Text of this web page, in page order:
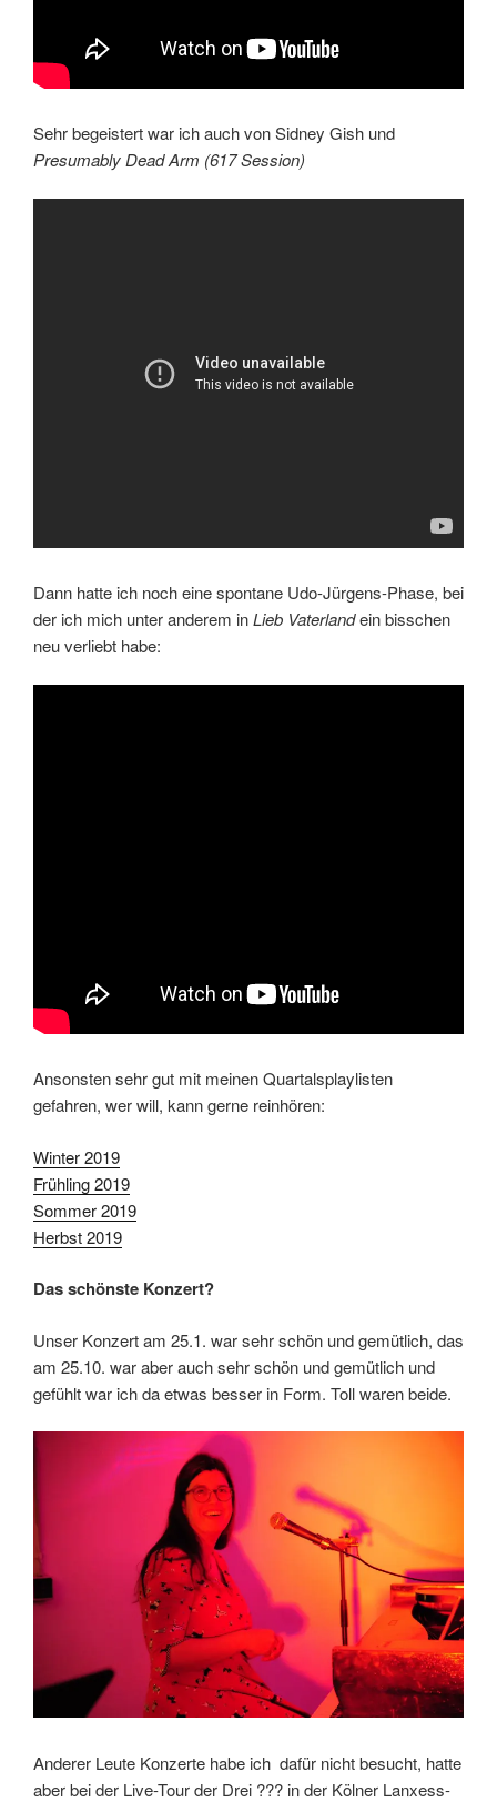
Sehr begeistert war ich auch von Sidney Gish und
Presumably Dead Arm (617 Session)
Dann hatte ich noch eine spontane Udo-Jürgens-Phase, bei
der ich mich unter anderem inLieb Vaterlandein bisschen
neu verliebt habe:
Ansonsten sehr gut mit meinen Quartalsplaylisten
gefahren, wer will, kann gerne reinhören:
Winter 2019
Frühling 2019
Sommer 2019
Herbst 2019
Das schönste Konzert?
Unser Konzert am 25.1. war sehr schön und gemütlich, das
am 25.10. war aber auch sehr schön und gemütlich und
gefühlt war ich da etwas besser in Form. Toll waren beide.
Anderer Leute Konzerte habe ich dafür nicht besucht, hatte
aber bei der Live-Tour der Drei ??? in der Kölner Lanxess-